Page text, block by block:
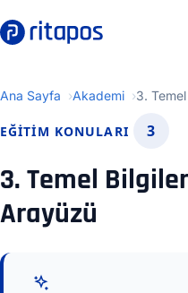
Ana Sayfa Akademi 3.
EĞITIM KONULARI 3
3. Temel
Arayüzü